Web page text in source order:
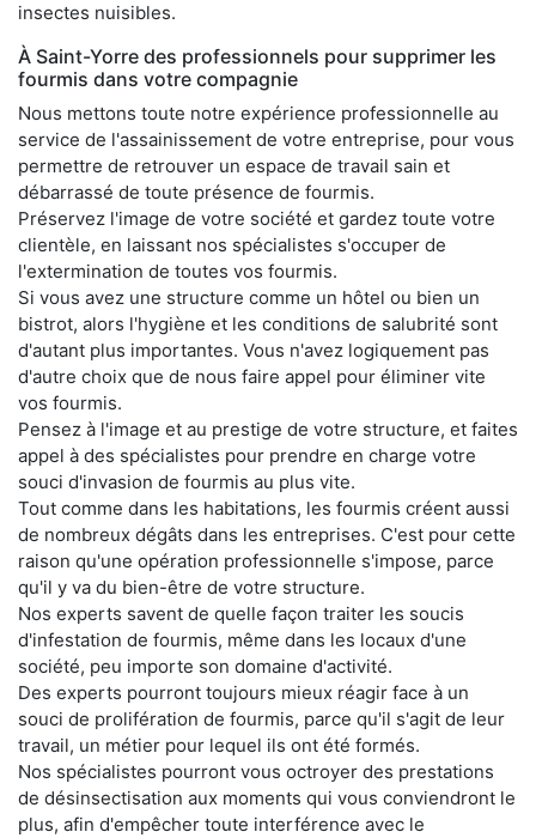
insectes nuisibles.
À Saint-Yorre des professionnels pour supprimer les
fourmis dans votre compagnie
Nous mettons toute notre expérience professionnelle au
service de l'assainissement de votre entreprise, pour vous
permettre de retrouver un espace de travail sain et
débarrassé de toute présence de fourmis.
Préservez l'image de votre société et gardez toute votre
clientèle, en laissant nos spécialistes s'occuper de
l'extermination de toutes vos fourmis.
Si vous avez une structure comme un hôtel ou bien un
bistrot, alors l'hygiène et les conditions de salubrité sont
d'autant plus importantes. Vous n'avez logiquement pas
d'autre choix que de nous faire appel pour éliminer vite
vos fourmis.
Pensez à l'image et au prestige de votre structure, et faites
appel à des spécialistes pour prendre en charge votre
souci d'invasion de fourmis au plus vite.
Tout comme dans les habitations, les fourmis créent aussi
de nombreux dégâts dans les entreprises. C'est pour cette
raison qu'une opération professionnelle s'impose, parce
qu'il y va du bien-être de votre structure.
Nos experts savent de quelle façon traiter les soucis
d'infestation de fourmis, même dans les locaux d'une
société, peu importe son domaine d'activité.
Des experts pourront toujours mieux réagir face à un
souci de prolifération de fourmis, parce qu'il s'agit de leur
travail, un métier pour lequel ils ont été formés.
Nos spécialistes pourront vous octroyer des prestations
de désinsectisation aux moments qui vous conviendront le
plus, afin d'empêcher toute interférence avec le